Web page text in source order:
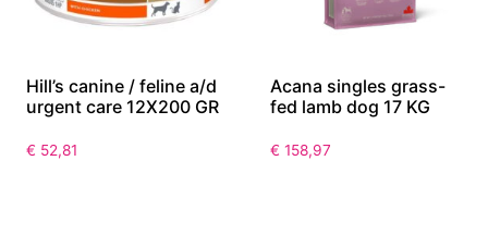
Hill’s canine / feline a/d
urgent care 12X200 GR
€ 52,81
Acana singles grass-
fed lamb dog 17 KG
€ 158,97